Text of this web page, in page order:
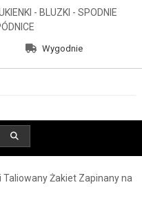
- BLUZKI - SPODNIE
Wygodnie
Żakiet Zapinany na